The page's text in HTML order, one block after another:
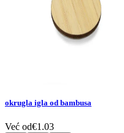
okrugla igla od bambusa
Već od€1.03